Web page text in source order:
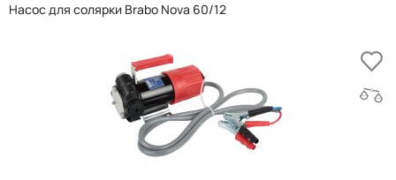
Насос для солярки Brabo Nova 60/12